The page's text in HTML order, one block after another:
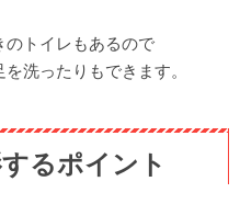
のトイレもあるので
洗ったりもできます。
るポイント